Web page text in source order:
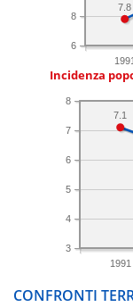
1991
6
8
7.8
Incidenza
1991
3
4
5
6
7
8
7.1
CONFRONTI